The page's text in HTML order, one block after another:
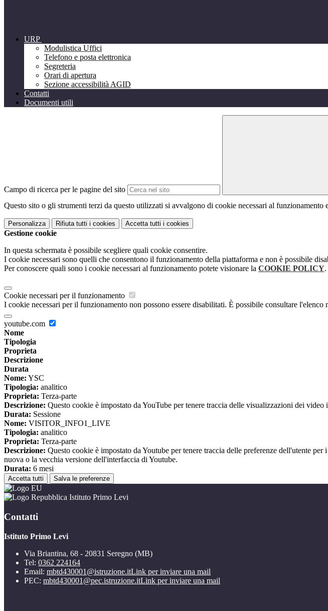
URP
Modulistica Uffici
Telefono e posta elettronica
Segreteria
Orari di apertura
Sezione accessibilità AGID
Contatti
Documenti utili
Campo di ricerca per le pagine del sito
Questo sito o gli strumenti terzi da questo utilizzati si avvalgono di cookie necessari al
Personalizza Rifiuta tutti i cookies Accetta tutti i cookies
Gestione cookie
In questa schermata è possibile scegliere quali cookie consentire.
I cookie necessari sono quelli che consentono il funzionamento della piattaforma e non è possibile
Per conoscere quali sono i cookie necessari al funzionamento potete visionare la COOKIE POLICY.
Cookie necessari per il funzionamento
I cookie necessari per il funzionamento non possono essere disabilitati. È possibile consultare
youtube.com
Nome
Tipologia
Proprieta
Descrizione
Durata
Nome: YSC
Tipologia: analitico
Proprieta: Terza-parte
Descrizione: Questo cookie è impostato da YouTube per tenere traccia delle visualizzazioni dei video
Durata: Sessione
Nome: VISITOR_INFO1_LIVE
Tipologia: analitico
Proprieta: Terza-parte
Descrizione: Questo cookie è impostato da Youtube per tenere traccia delle preferenze dell'utente
nuova o la vecchia versione dell'interfaccia di Youtube.
Durata: 6 mesi
Accetta tutti Salva le preferenze
Istituto Primo Levi
Contatti
Istituto Primo Levi
Via Briantina, 68 - 20831 Seregno (MB)
Tel: 0362 224164
Email: mbtd430001@istruzione.itLink per inviare una mail
PEC: mbtd430001@pec.istruzione.itLink per inviare una mail